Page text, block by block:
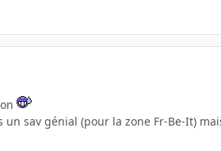
sav génial (pour la zone Fr-Be-It)